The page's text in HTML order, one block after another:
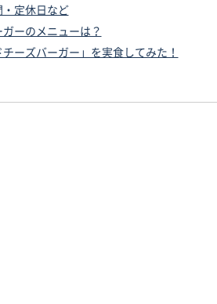
・定休日など
ガーのメニューは？
チーズバーガー」を実食してみた！